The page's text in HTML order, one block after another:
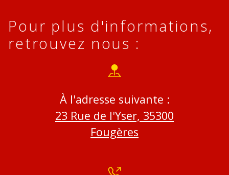
Pour plus d'informations,
retrouvez nous :
À l'adresse suivante :
23 Rue de l'Yser, 35300
Fougères